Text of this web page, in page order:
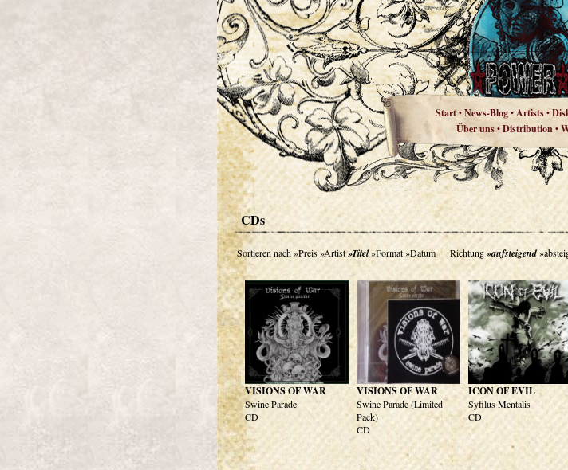
Start•News-Blog•Artists•
Über uns•Distribution•
CDs
Sortieren nach»Preis»Artist»Titel»Format»Datum Richtung»aufsteigend
VISIONS OF WAR
Swine Parade
CD
VISIONS OF WAR
Swine Parade (Limited
Pack)
CD
ICON OF EVIL
Syfilus Mentalis
CD